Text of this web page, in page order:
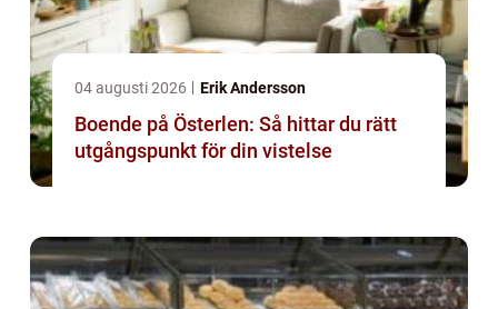
04 augusti 2026 Erik Andersson
Boende på Österlen: Så hittar du rätt
utgångspunkt för din vistelse